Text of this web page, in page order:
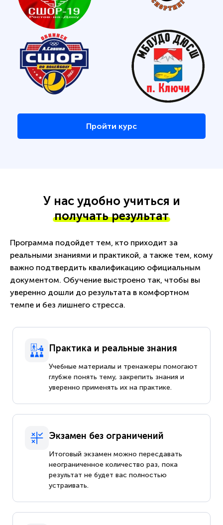
Пройти курс
У нас удобно учиться и
получать результат
Программа подойдет тем, кто приходит за
реальными знаниями и практикой, а также тем, кому
важно подтвердить квалификацию официальным
документом. Обучение выстроено так, чтобы вы
уверенно дошли до результата в комфортном
темпе и без лишнего стресса.
Практика и реальные знания
Учебные материалы и тренажеры помогают
глубже понять тему, закрепить знания и
уверенно применять их на практике.
Экзамен без ограничений
Итоговый экзамен можно пересдавать
неограниченное количество раз, пока
результат не будет вас полностью
устраивать.